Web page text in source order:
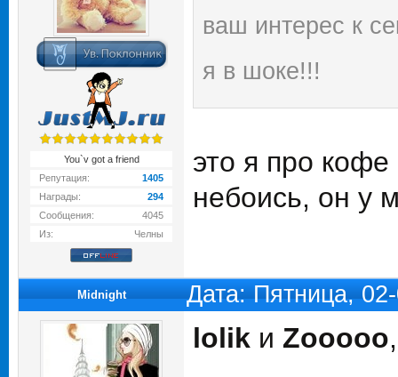
You`v got a friend
Репутация:
1405
Награды:
294
Сообщения:
4045
Из:
Челны
ваш интерес к
я в шоке!!!
это я про
небоись, он у
Midnight Дата: Пятница,
lolik и Zooooo